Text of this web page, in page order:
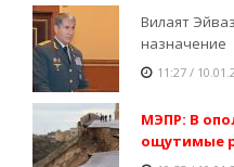
Вилаят
назначение
11:27 /
МЭПР: В
ощутимые